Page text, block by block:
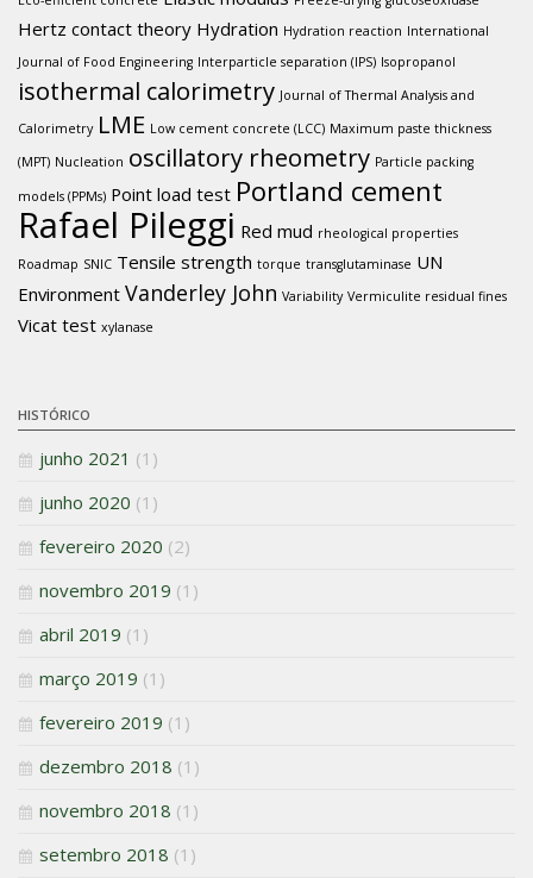
Hertz contact theory Hydration Hydration reaction International
Journal of Food Engineering Interparticle separation (IPS) Isopropanol
isothermal calorimetry Journal of Thermal Analysis and
Calorimetry LME Low cement concrete (LCC) Maximum paste thickness
(MPT) Nucleation oscillatory rheometry Particle packing
models (PPMs) Point load test Portland cement
Rafael Pileggi Red mud rheological properties
Roadmap SNIC Tensile strength torque transglutaminase UN
Environment Vanderley John Variability Vermiculite residual fines
Vicat test xylanase
HISTÓRICO
junho 2021 (1)
junho 2020 (1)
fevereiro 2020 (2)
novembro 2019 (1)
abril 2019 (1)
março 2019 (1)
fevereiro 2019 (1)
dezembro 2018 (1)
novembro 2018 (1)
setembro 2018 (1)